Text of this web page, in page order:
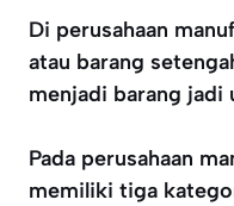
Di perusahaan
atau barang
menjadi barang jadi
Pada perusahaan
memiliki tiga